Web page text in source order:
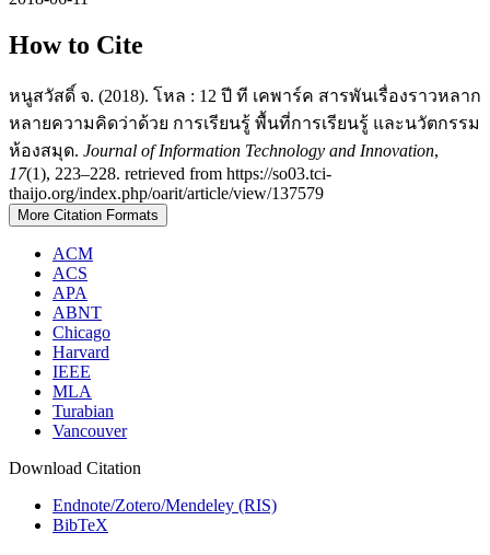
How to Cite
หนูสวัสดิ์ จ. (2018). โหล : 12 ปี ที เคพาร์ค สารพันเรื่องราวหลาก
หลายความคิดว่าด้วย การเรียนรู้ พื้นที่การเรียนรู้ และนวัตกรรม
ห้องสมุด. Journal of Information Technology and Innovation,
17(1), 223–228. retrieved from https://so03.tci-
thaijo.org/index.php/oarit/article/view/137579
More Citation Formats
ACM
ACS
APA
ABNT
Chicago
Harvard
IEEE
MLA
Turabian
Vancouver
Download Citation
Endnote/Zotero/Mendeley (RIS)
BibTeX